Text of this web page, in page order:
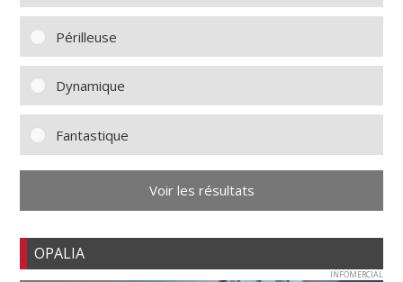
Périlleuse
Dynamique
Fantastique
Voir les résultats
OPALIA
INFOMERCIAL